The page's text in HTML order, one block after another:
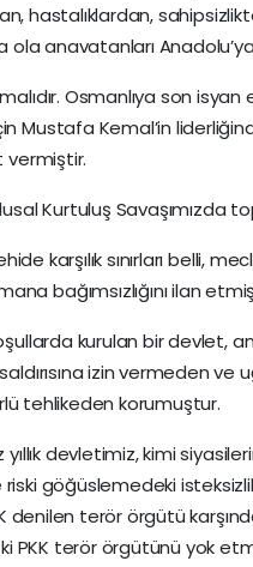
hastalıklardan,
anavatanları
Osmanlıya son
Mustafa Kemal’in
vermiştir.
Kurtuluş Savaşımızda
karşılık sınırları belli,
bağımsızlığını ilan
kurulan bir devlet,
izin vermeden ve
tehlikeden korumuştur.
yıllık devletimiz, kimi
göğüslemedeki
denilen terör örgütü
PKK terör örgütünü yok